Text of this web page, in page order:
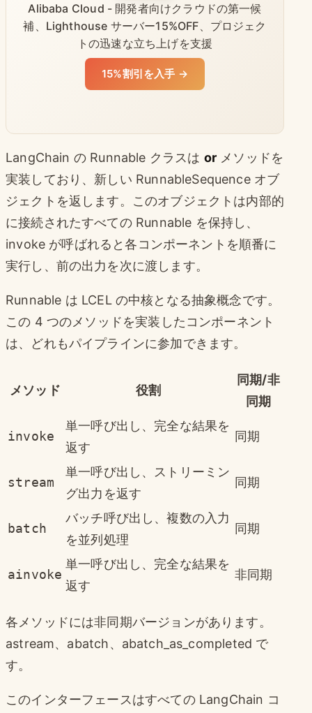
Alibaba Cloud - 開発者向けクラウドの第一候
補、Lighthouse サーバー15%OFF、プロジェク
トの迅速な立ち上げを支援
15%割引を入手 →
LangChain の Runnable クラスは or メソッドを
実装しており、新しい RunnableSequence オブ
ジェクトを返します。このオブジェクトは内部的
に接続されたすべての Runnable を保持し、
invoke が呼ばれると各コンポーネントを順番に
実行し、前の出力を次に渡します。
Runnable は LCEL の中核となる抽象概念です。
この 4 つのメソッドを実装したコンポーネント
は、どれもパイプラインに参加できます。
メソッド 役割
同期/非
同期
invoke
単一呼び出し、完全な結果を
返す
同期
stream
単一呼び出し、ストリーミン
グ出力を返す
同期
batch
バッチ呼び出し、複数の入力
を並列処理
同期
ainvoke
単一呼び出し、完全な結果を
返す
非同期
各メソッドには非同期バージョンがあります。
astream、abatch、abatch_as_completed で
す。
このインターフェースはすべての LangChain コ